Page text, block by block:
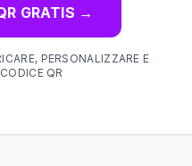
GRATIS →
PERSONALIZZARE E
QR